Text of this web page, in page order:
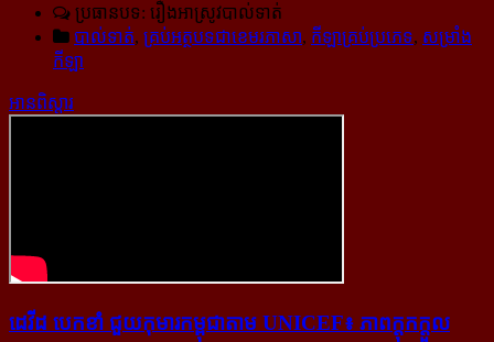
ប្រធានបទ: រឿងអាស្រូវបាល់ទាត់
បាល់ទាត់, គ្រប់អត្ថបទជាខេមរភាសា, កីឡាគ្រប់ប្រភេទ, សម្រាំង
កីឡា
អានពិស្ដារ
ដេវីដ បេកខាំ ជួយ​កុមារ​កម្ពុជា​តាម UNICEF៖ ភាព​ក្ដុក​ក្ដួល